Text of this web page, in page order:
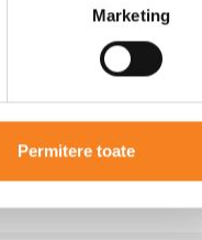
Marketing
Permitere toate